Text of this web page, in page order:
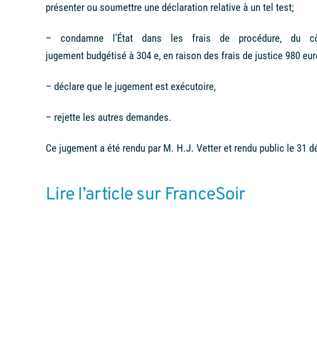
présenter ou soumettre une déclaration relative à un tel test;
– condamne l’État dans les frais de procédure, du
jugement budgétisé à 304 e, en raison des frais de justice 980
– déclare que le jugement est exécutoire,
– rejette les autres demandes.
Ce jugement a été rendu par M. H.J. Vetter et rendu public le 31
Lire l’article sur FranceSoir